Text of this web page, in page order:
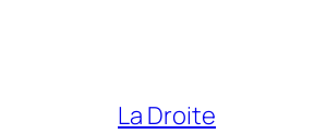
La Droite